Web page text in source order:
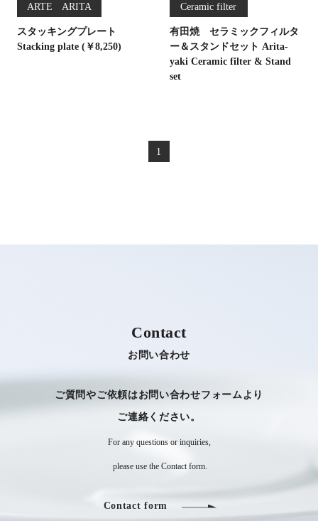
ARTE ARITA
スタッキングプレート
Stacking plate (￥8,250)
Ceramic filter
有田焼 セラミックフィルタ
ー＆スタンドセット Arita-
yaki Ceramic filter & Stand
set
1
Contact
お問い合わせ
ご質問やご依頼はお問い合わせフォームより
​​​​​​​ご連絡ください。
For any questions or inquiries,
​​​​​​​ please use the Contact form.
Contact form